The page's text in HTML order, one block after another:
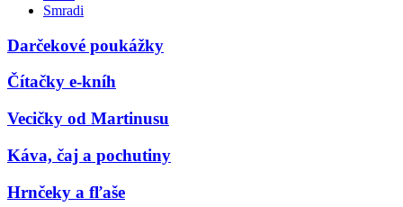
Smradi
Darčekové poukážky
Čítačky e-kníh
Vecičky od Martinusu
Káva, čaj a pochutiny
Hrnčeky a fľaše